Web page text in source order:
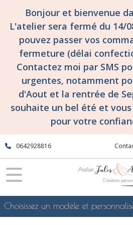
Bonjour et bienvenue
L'atelier sera fermé du 14/
pouvez passer vos
fermeture (délai
Contactez moi par SMS
urgentes, notamment
d'Aout et la rentrée de
souhaite un bel été et
pour votre
0642928816
Fermer
FILTRES
Tous
produits
Au
grenier
grenier
Tissus
Tissuthèque
des